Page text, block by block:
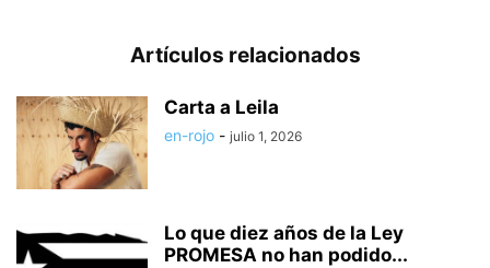
Artículos relacionados
Carta a Leila
en-rojo - julio 1, 2026
Lo que diez años de la Ley
PROMESA no han podido...